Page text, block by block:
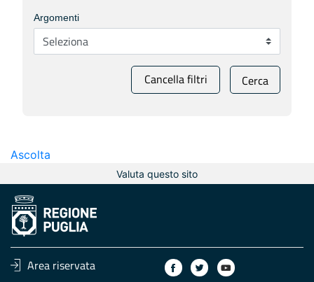
Argomenti
Cancella filtri Cerca
Ascolta
Valuta questo sito
Area riservata